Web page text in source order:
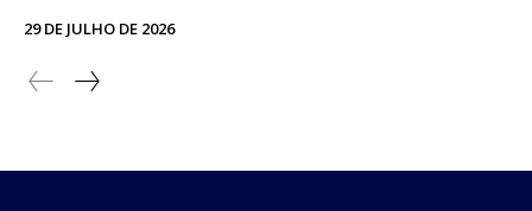
29 DE JULHO DE 2026